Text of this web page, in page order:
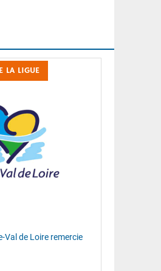
LA LIGUE
Val de Loire remercie